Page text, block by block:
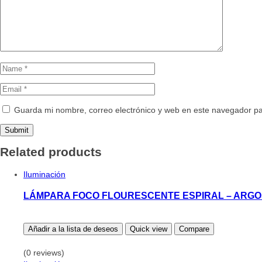
Guarda mi nombre, correo electrónico y web en este navegador
Related products
Iluminación
LÁMPARA FOCO FLOURESCENTE ESPIRAL –
Añadir a la lista de deseos Quick view Compare
(0 reviews)